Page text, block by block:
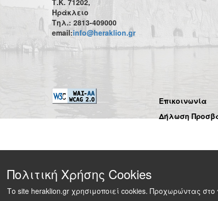
Τ.Κ. 71202,
Ηράκλειο
Τηλ.: 2813-409000
email:info@heraklion.gr
Επικοινωνία
Δήλωση
Πολιτική Χρήσης Cookies
Το site heraklion.gr χρησιμοποιεί cookies. Προχωρώντας